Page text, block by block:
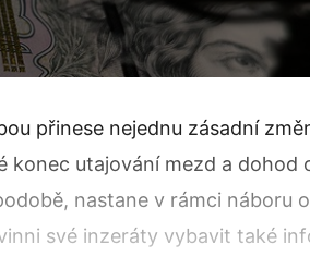
přinese nejednu zásadní
utajování mezd a dohod
nastane v rámci náboru
své inzeráty vybavit také